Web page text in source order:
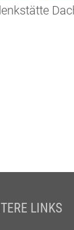
LINKS